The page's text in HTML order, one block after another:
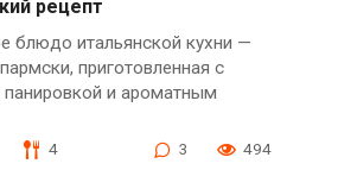
рецепт
блюдо итальянской кухни —
приготовленная с
панировкой и ароматным
4 3 494